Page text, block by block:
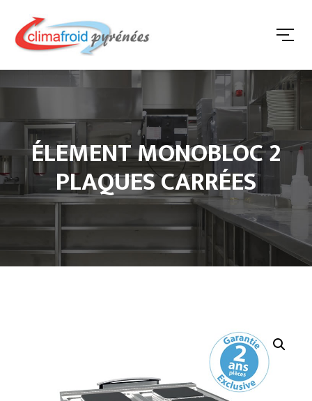
ÉLEMENT MONOBLOC 2
PLAQUES CARRÉES